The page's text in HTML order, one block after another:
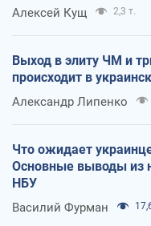
Алексей Кущ 2,3 т.
Выход в элиту ЧМ и
происходит в
Александр Липенко
Что ожидает
Основные выводы из
НБУ
Василий Фурман